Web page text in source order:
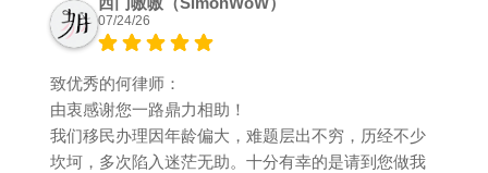
07/24/26
致优秀的何律师：
由衷感谢您一路鼎力相助！
我们移民办理因年龄偏大，难题层出不穷，历经不少
坎坷，多次陷入迷茫无助。十分有幸的是请到您做我